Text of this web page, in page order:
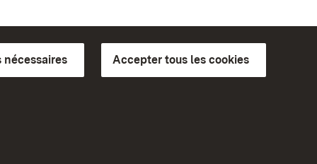
Accepter tous les cookies